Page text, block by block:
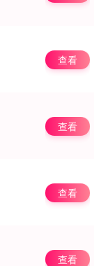
查看
查看
查看
查看